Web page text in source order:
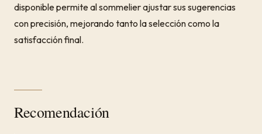
disponible permite al sommelier ajustar sus sugerencias
con precisión, mejorando tanto la selección como la
satisfacción final.
Recomendación